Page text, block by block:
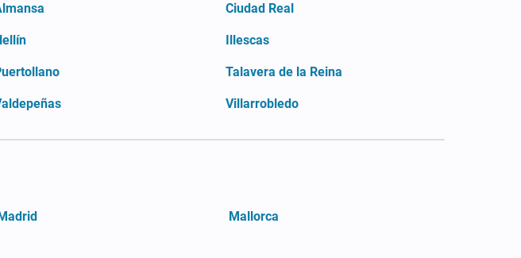
Ciudad Real
Illescas
Talavera de la Reina
Villarrobledo
Madrid Mallorca